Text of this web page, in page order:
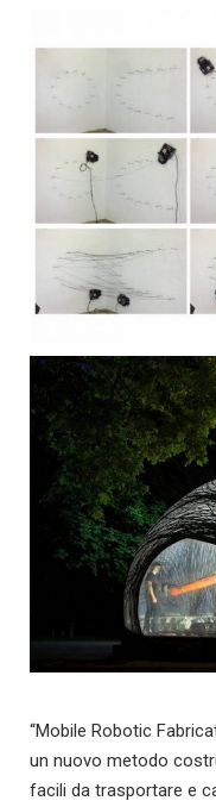
“Mobile Robotic
un nuovo metodo
facili da trasportare e